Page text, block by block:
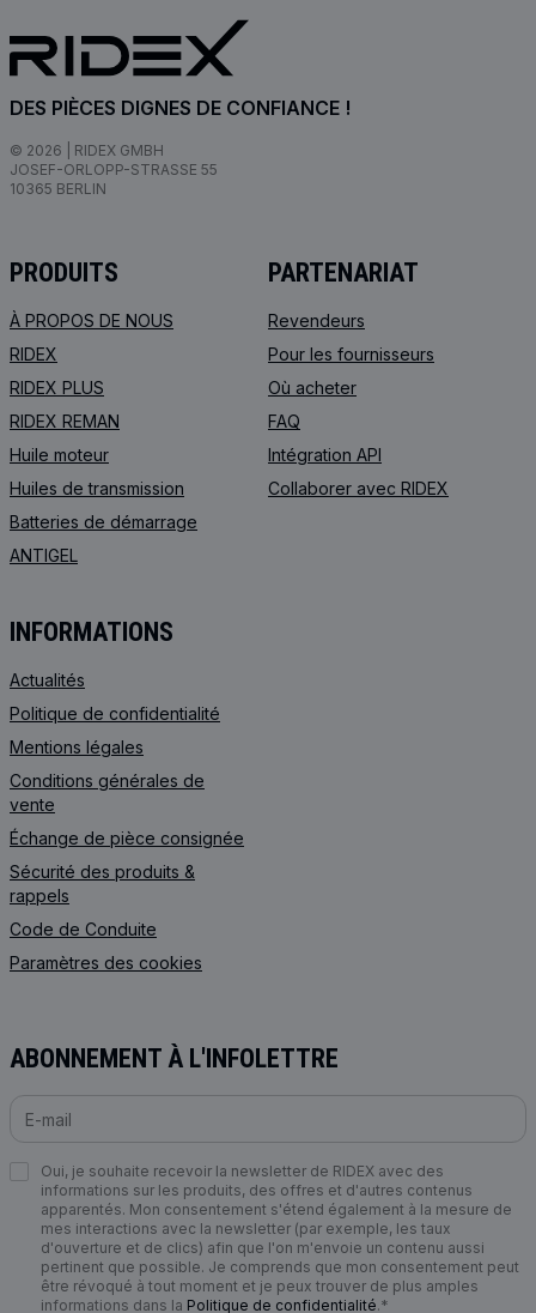
DES PIÈCES DIGNES DE CONFIANCE !
© 2026 | RIDEX GMBH
JOSEF-ORLOPP-STRASSE 55
10365 BERLIN
PRODUITS
À PROPOS DE NOUS
RIDEX
RIDEX PLUS
RIDEX REMAN
Huile moteur
Huiles de transmission
Batteries de démarrage
ANTIGEL
PARTENARIAT
Revendeurs
Pour les fournisseurs
Où acheter
FAQ
Intégration API
Collaborer avec RIDEX
INFORMATIONS
Actualités
Politique de confidentialité
Mentions légales
Conditions générales de
vente
Échange de pièce consignée
Sécurité des produits &
rappels
Code de Сonduite
Paramètres des cookies
ABONNEMENT À L'INFOLETTRE
Oui, je souhaite recevoir la newsletter de RIDEX avec des
informations sur les produits, des offres et d'autres contenus
apparentés. Mon consentement s'étend également à la mesure de
mes interactions avec la newsletter (par exemple, les taux
d'ouverture et de clics) afin que l'on m'envoie un contenu aussi
pertinent que possible. Je comprends que mon consentement peut
être révoqué à tout moment et je peux trouver de plus amples
informations dans la Politique de confidentialité.*